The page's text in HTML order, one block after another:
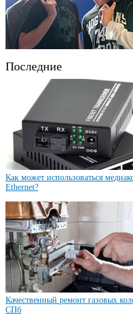
Последние
Как может использоваться
Ethernet?
Качественный ремонт газовых
СПб